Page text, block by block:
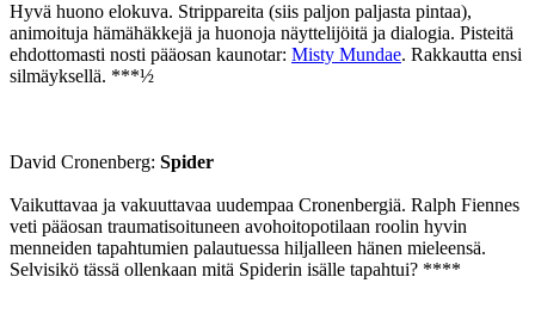
Hyvä huono elokuva. Strippareita (siis paljon paljasta pintaa),
animoituja hämähäkkejä ja huonoja näyttelijöitä ja dialogia. Pisteitä
ehdottomasti nosti pääosan kaunotar: Misty Mundae. Rakkautta ensi
silmäyksellä. ***½
David Cronenberg: Spider
Vaikuttavaa ja vakuuttavaa uudempaa Cronenbergiä. Ralph Fiennes
veti pääosan traumatisoituneen avohoitopotilaan roolin hyvin
menneiden tapahtumien palautuessa hiljalleen hänen mieleensä.
Selvisikö tässä ollenkaan mitä Spiderin isälle tapahtui? ****